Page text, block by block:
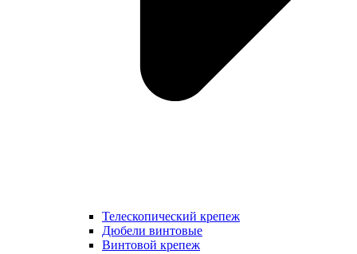
Телескопический крепеж
Дюбели винтовые
Винтовой крепеж